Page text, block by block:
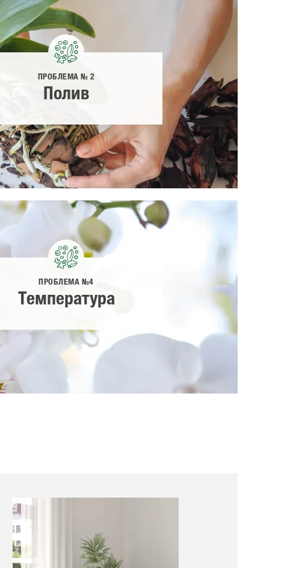
ПРОБЛЕМА № 2
Полив
ПРОБЛЕМА №4
Температура